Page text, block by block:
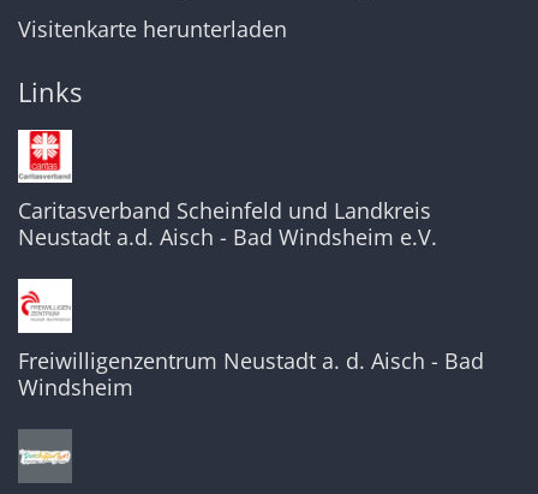
Visitenkarte herunterladen
Links
Caritasverband Scheinfeld und Landkreis
Neustadt a.d. Aisch - Bad Windsheim e.V.
Freiwilligenzentrum Neustadt a. d. Aisch - Bad
Windsheim